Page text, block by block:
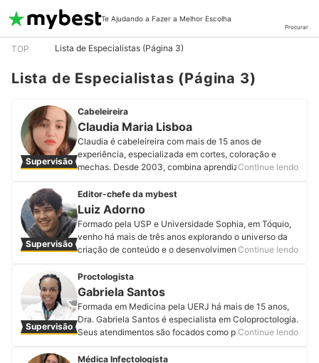
Te Ajudando a Fazer a Melhor Escolha
Procurar
TOP Lista de Especialistas (Página 3)
Lista de Especialistas (Página 3)
Supervisão
Cabeleireira
Claudia Maria Lisboa
Claudia é cabeleireira com mais de 15 anos de
experiência, especializada em cortes, coloração e
mechas. Desde 2003, combina aprendizado contínuo e
Perfil de Claudia Maria Lisboa
Continue lendo
Supervisão
Editor-chefe da mybest
Luiz Adorno
Formado pela USP e Universidade Sophia, em Tóquio,
venho há mais de três anos explorando o universo da
criação de conteúdo e o desenvolvimento de
juntei à equipe de conteúdo da mybest com a missão
de trazer informações de valor para nossos leitores.
Com uma curiosidade genuína por culturas e idiomas,
procuro sempre a maneira mais empática de ajudar as
pessoas a fazerem suas melhores escolhas.
Continue lendo
Supervisão
Proctologista
Gabriela Santos
Formada em Medicina pela UERJ há mais de 15 anos,
Dra. Gabriela Santos é especialista em Coloproctologia.
Seus atendimentos são focados como proctologista,
colonoscopia.
Continue lendo
Médica Infectologista